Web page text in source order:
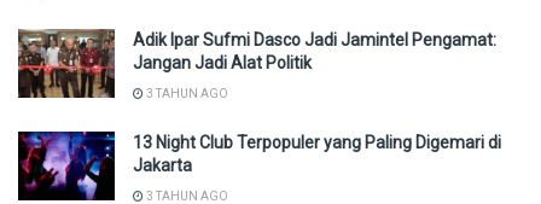
Adik Ipar Sufmi Dasco Jadi Jamintel Pengamat:
Jangan Jadi Alat Politik
3 TAHUN AGO
13 Night Club Terpopuler yang Paling Digemari di
Jakarta
3 TAHUN AGO